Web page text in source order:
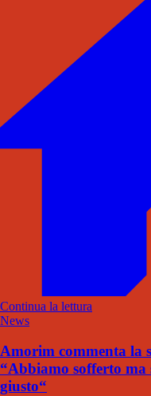
Continua la lettura
News
Amorim commenta la
“Abbiamo sofferto ma
giusto“